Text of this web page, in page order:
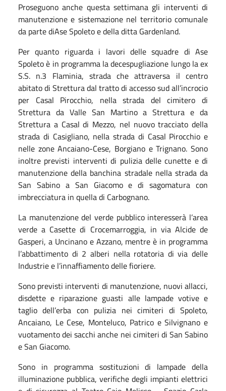
Proseguono anche questa settimana gli interventi di
manutenzione e sistemazione nel territorio comunale
da parte diAse Spoleto e della ditta Gardenland.
Per quanto riguarda i lavori delle squadre di Ase
Spoleto è in programma la decespugliazione lungo la ex
S.S. n.3 Flaminia, strada che attraversa il centro
abitato di Strettura dal tratto di accesso sud all’incrocio
per Casal Pirocchio, nella strada del cimitero di
Strettura da Valle San Martino a Strettura e da
Strettura a Casal di Mezzo, nel nuovo tracciato della
strada di Casigliano, nella strada di Casal Pirocchio e
nelle zone Ancaiano-Cese, Borgiano e Trignano. Sono
inoltre previsti interventi di pulizia delle cunette e di
manutenzione della banchina stradale nella strada da
San Sabino a San Giacomo e di sagomatura con
imbrecciatura in quella di Carbognano.
La manutenzione del verde pubblico interesserà l’area
verde a Casette di Crocemarroggia, in via Alcide de
Gasperi, a Uncinano e Azzano, mentre è in programma
l’abbattimento di 2 alberi nella rotatoria di via delle
Industrie e l’innaffiamento delle fioriere.
Sono previsti interventi di manutenzione, nuovi allacci,
disdette e riparazione guasti alle lampade votive e
taglio dell’erba con pulizia nei cimiteri di Spoleto,
Ancaiano, Le Cese, Monteluco, Patrico e Silvignano e
vuotamento dei sacchi anche nei cimiteri di San Sabino
e San Giacomo.
Sono in programma sostituzioni di lampade della
illuminazione pubblica, verifiche degli impianti elettrici